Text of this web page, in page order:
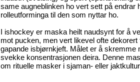
same augneblinken ho vert sett på endrar
rolleutforminga til den som nyttar ho.
I ishockey er maska heilt naudsynt for å
mot pucken, men vert likevel ofte
gapande isbjørnkjeft. Målet er å skremme
svekke konsentrasjonen deira. Denne
om rituelle masker i sjaman- eller